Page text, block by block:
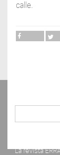
calle.
La revista